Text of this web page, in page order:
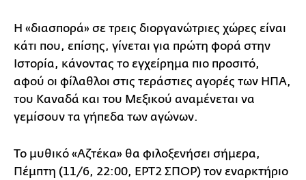
Η «διασπορά» σε τρεις διοργανώτριες χώρες είναι
κάτι που, επίσης, γίνεται για πρώτη φορά στην
Ιστορία, κάνοντας το εγχείρημα πιο προσιτό,
αφού οι φίλαθλοι στις τεράστιες αγορές των ΗΠΑ,
του Καναδά και του Μεξικού αναμένεται να
γεμίσουν τα γήπεδα των αγώνων.
Το μυθικό «Αζτέκα» θα φιλοξενήσει σήμερα,
Πέμπτη (11/6, 22:00, EΡΤ2 ΣΠΟΡ) τον εναρκτήριο